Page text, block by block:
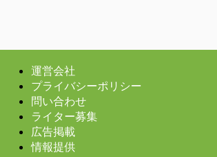
運営会社
プライバシーポリシー
問い合わせ
ライター募集
広告掲載
情報提供